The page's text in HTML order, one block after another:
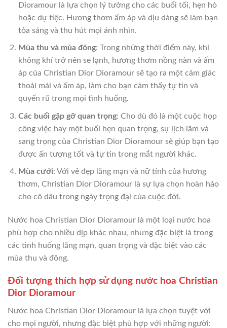
Dioramour là lựa chọn lý tưởng cho các buổi tối, hẹn hò
hoặc dự tiệc. Hương thơm ấm áp và dịu dàng sẽ làm bạn
tỏa sáng và thu hút mọi ánh nhìn.
Mùa thu và mùa đông: Trong những thời điểm này, khi
không khí trở nên se lạnh, hương thơm nồng nàn và ấm
áp của Christian Dior Dioramour sẽ tạo ra một cảm giác
thoải mái và ấm áp, làm cho bạn cảm thấy tự tin và
quyến rũ trong mọi tình huống.
Các buổi gặp gỡ quan trọng: Cho dù đó là một cuộc họp
công việc hay một buổi hẹn quan trọng, sự lịch lãm và
sang trọng của Christian Dior Dioramour sẽ giúp bạn tạo
được ấn tượng tốt và tự tin trong mắt người khác.
Mùa cưới: Với vẻ đẹp lãng mạn và nữ tính của hương
thơm, Christian Dior Dioramour là sự lựa chọn hoàn hảo
cho cô dâu trong ngày trọng đại của cuộc đời.
Nước hoa Christian Dior Dioramour là một loại nước hoa
phù hợp cho nhiều dịp khác nhau, nhưng đặc biệt là trong
các tình huống lãng mạn, quan trọng và đặc biệt vào các
mùa thu và đông.
Đối tượng thích hợp sử dụng nước hoa Christian
Dior Dioramour
Nước hoa Christian Dior Dioramour là lựa chọn tuyệt vời
cho mọi người, nhưng đặc biệt phù hợp với những người: